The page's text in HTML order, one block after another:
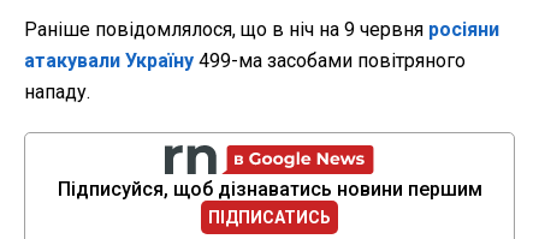
Раніше повідомлялося, що в ніч на 9 червня росіяни
атакували Україну 499-ма засобами повітряного
нападу.
Підписуйся, щоб дізнаватись новини першим
ПІДПИСАТИСЬ